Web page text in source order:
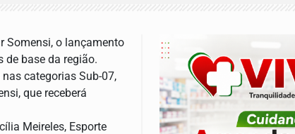
Somensi, o lançamento
de base da região.
categorias Sub-07,
que receberá
Meireles, Esporte